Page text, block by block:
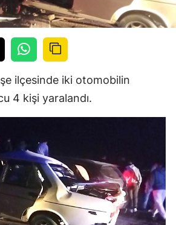
ilçesinde iki otomobilin
4 kişi yaralandı.